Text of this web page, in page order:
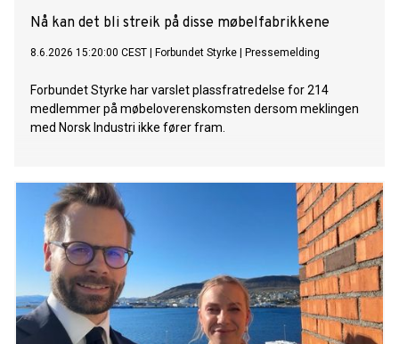
Nå kan det bli streik på disse møbelfabrikkene
8.6.2026 15:20:00 CEST Forbundet Styrke Pressemelding
Forbundet Styrke har varslet plassfratredelse for 214
medlemmer på møbeloverenskomsten dersom meklingen
med Norsk Industri ikke fører fram.